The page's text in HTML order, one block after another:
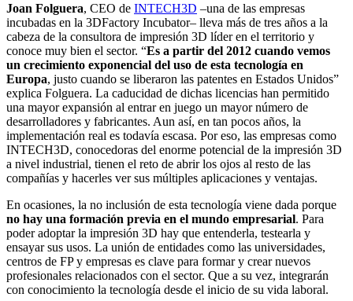
Joan Folguera, CEO de INTECH3D –una de las empresas
incubadas en la 3DFactory Incubator– lleva más de tres años a la
cabeza de la consultora de impresión 3D líder en el territorio y
conoce muy bien el sector. “Es a partir del 2012 cuando vemos
un crecimiento exponencial del uso de esta tecnología en
Europa, justo cuando se liberaron las patentes en Estados Unidos”
explica Folguera. La caducidad de dichas licencias han permitido
una mayor expansión al entrar en juego un mayor número de
desarrolladores y fabricantes. Aun así, en tan pocos años, la
implementación real es todavía escasa. Por eso, las empresas como
INTECH3D, conocedoras del enorme potencial de la impresión 3D
a nivel industrial, tienen el reto de abrir los ojos al resto de las
compañías y hacerles ver sus múltiples aplicaciones y ventajas.
En ocasiones, la no inclusión de esta tecnología viene dada porque
no hay una formación previa en el mundo empresarial. Para
poder adoptar la impresión 3D hay que entenderla, testearla y
ensayar sus usos. La unión de entidades como las universidades,
centros de FP y empresas es clave para formar y crear nuevos
profesionales relacionados con el sector. Que a su vez, integrarán
con conocimiento la tecnología desde el inicio de su vida laboral.